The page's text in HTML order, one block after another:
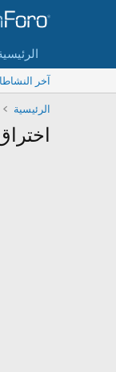
آخر
الرئيسية